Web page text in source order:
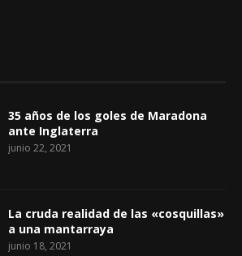
35 años de los goles de Maradona
ante Inglaterra
junio 22, 2021
La cruda realidad de las «cosquillas»
a una mantarraya
junio 18, 2021